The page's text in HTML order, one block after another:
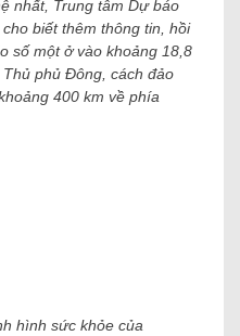
nhất, Trung tâm Dự báo
biết thêm thông tin, hồi
số một ở vào khoảng 18,8
phủ Đông, cách đảo
400 km về phía
hình sức khỏe của